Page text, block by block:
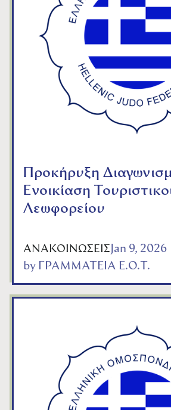
Προκήρυξη
Ενοικίαση
Λεωφορείου
ΑΝΑΚΟΙΝΩΣΕΙΣ Jan 9, 2026
by ΓΡΑΜΜΑΤΕΙΑ Ε.Ο.Τ.